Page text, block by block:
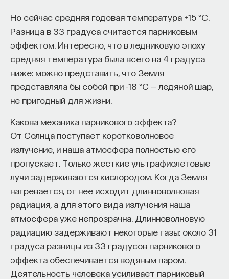
Но сейчас средняя годовая температура +15 °С.
Разница в 33 градуса считается парниковым
эффектом. Интересно, что в ледниковую эпоху
средняя температура была всего на 4 градуса
ниже: можно представить, что Земля
представляла бы собой при -18 °С — ледяной шар,
не пригодный для жизни.
Какова механика парникового эффекта?
От Солнца поступает коротковолновое
излучение, и наша атмосфера полностью его
пропускает. Только жесткие ультрафиолетовые
лучи задерживаются кислородом. Когда Земля
нагревается, от нее исходит длинноволновая
радиация, а для этого вида излучения наша
атмосфера уже непрозрачна. Длинноволновую
радиацию задерживают некоторые газы: около 31
градуса разницы из 33 градусов парникового
эффекта обеспечивается водяным паром.
Деятельность человека усиливает парниковый
КУРС
Философский поиск: начала
СОХРАНИТЬ КУРС
Внеси свой вклад в дело
просвещения!
ПОДДЕРЖАТЬ ПОСТНАУКУ